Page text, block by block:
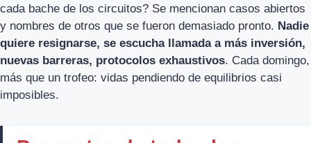
cada bache de los circuitos? Se mencionan casos abiertos
y nombres de otros que se fueron demasiado pronto. Nadie
quiere resignarse, se escucha llamada a más inversión,
nuevas barreras, protocolos exhaustivos. Cada domingo,
más que un trofeo: vidas pendiendo de equilibrios casi
imposibles.